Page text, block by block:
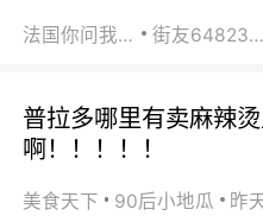
法国你问我答 街友64823891
普拉多哪里有卖麻辣
啊！！！！！
美食天下 90后小地瓜 昨